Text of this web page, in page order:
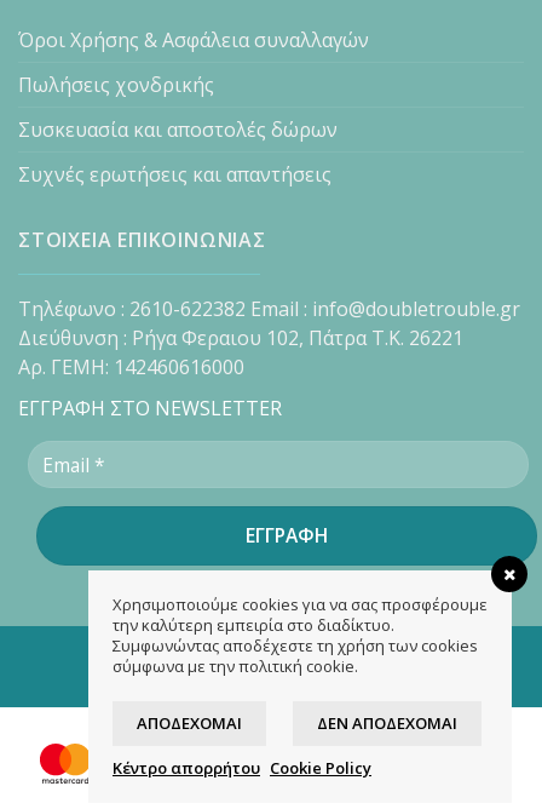
Όροι Χρήσης & Ασφάλεια συναλλαγών
Πωλήσεις χονδρικής
Συσκευασία και αποστολές δώρων
Συχνές ερωτήσεις και απαντήσεις
ΣΤΟΙΧΕΙΑ ΕΠΙΚΟΙΝΩΝΙΑΣ
Τηλέφωνο : 2610-622382 Email : info@doubletrouble.gr
Διεύθυνση : Ρήγα Φεραιου 102, Πάτρα Τ.Κ. 26221
Αρ. ΓΕΜΗ: 142460616000
ΕΓΓΡΑΦΗ ΣΤΟ NEWSLETTER
Copyright 2026 ©doubletrouble.gr
Designed & developed by
Χρησιμοποιούμε cookies για να σας προσφέρουμε
την καλύτερη εμπειρία στο διαδίκτυο.
Συμφωνώντας αποδέχεστε τη χρήση των cookies
σύμφωνα με την πολιτική cookie.
ΑΠΟΔΈΧΟΜΑΙ ΔΕΝ ΑΠΟΔΈΧΟΜΑΙ
Κέντρο απορρήτου Cookie Policy